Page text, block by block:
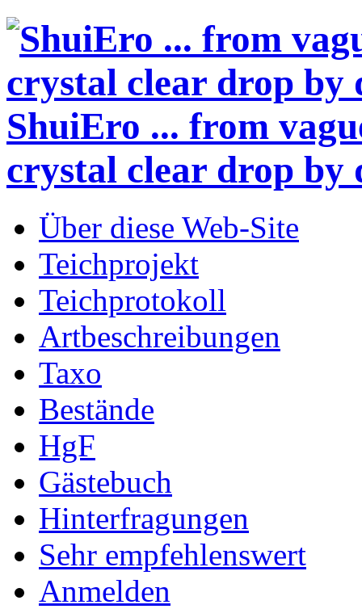
ShuiEro ... from
crystal clear drop by
Über diese Web-Site
Teichprojekt
Teichprotokoll
Artbeschreibungen
Taxo
Bestände
HgF
Gästebuch
Hinterfragungen
Sehr empfehlenswert
Anmelden